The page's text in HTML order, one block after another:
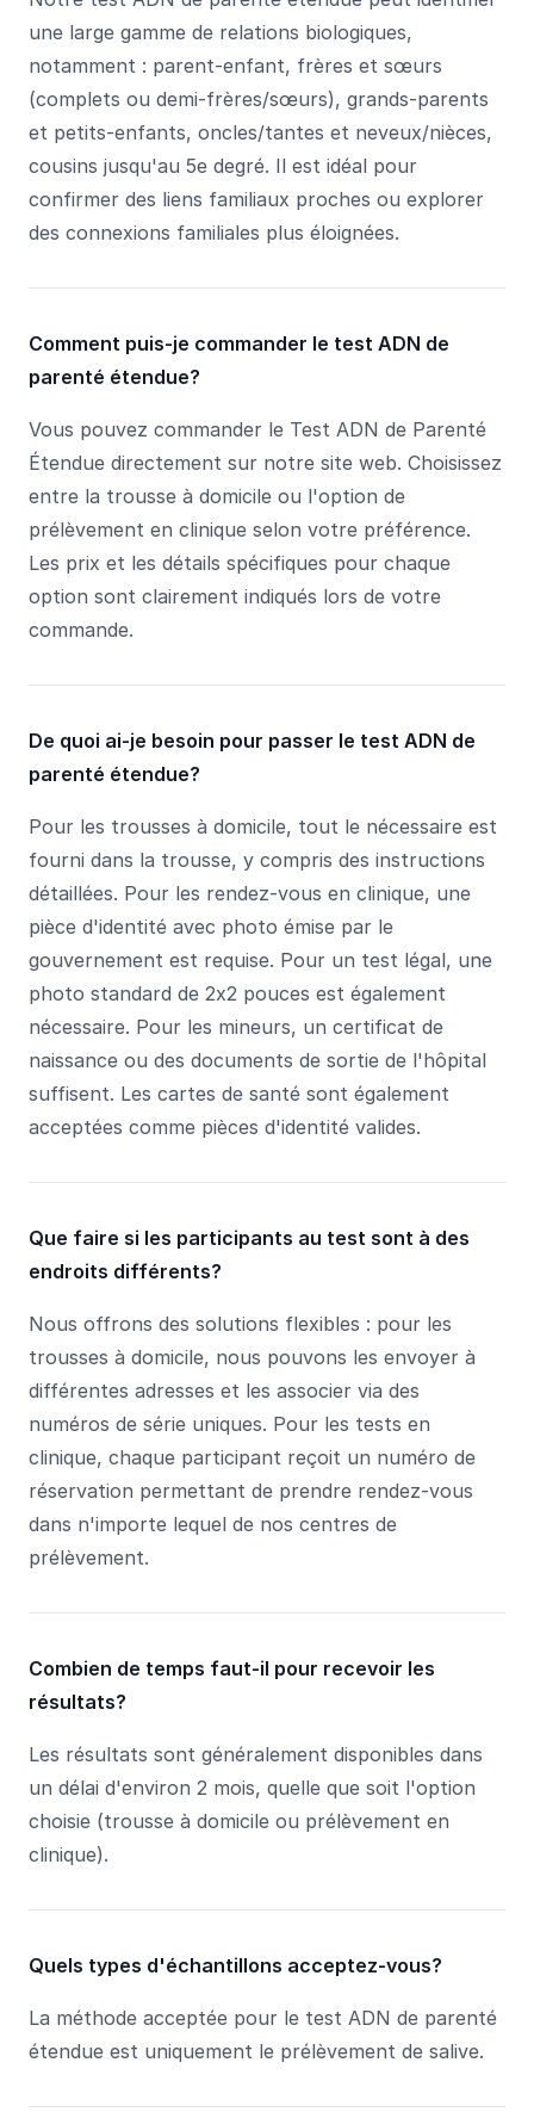
une large gamme de relations biologiques,
notamment : parent-enfant, frères et sœurs
(complets ou demi-frères/sœurs), grands-parents
et petits-enfants, oncles/tantes et neveux/nièces,
cousins jusqu'au 5e degré. Il est idéal pour
confirmer des liens familiaux proches ou explorer
des connexions familiales plus éloignées.
Comment puis-je commander le test ADN de
parenté étendue?
Vous pouvez commander le Test ADN de Parenté
Étendue directement sur notre site web. Choisissez
entre la trousse à domicile ou l'option de
prélèvement en clinique selon votre préférence.
Les prix et les détails spécifiques pour chaque
option sont clairement indiqués lors de votre
commande.
De quoi ai-je besoin pour passer le test ADN de
parenté étendue?
Pour les trousses à domicile, tout le nécessaire est
fourni dans la trousse, y compris des instructions
détaillées. Pour les rendez-vous en clinique, une
pièce d'identité avec photo émise par le
gouvernement est requise. Pour un test légal, une
photo standard de 2x2 pouces est également
nécessaire. Pour les mineurs, un certificat de
naissance ou des documents de sortie de l'hôpital
suffisent. Les cartes de santé sont également
acceptées comme pièces d'identité valides.
Que faire si les participants au test sont à des
endroits différents?
Nous offrons des solutions flexibles : pour les
trousses à domicile, nous pouvons les envoyer à
différentes adresses et les associer via des
numéros de série uniques. Pour les tests en
clinique, chaque participant reçoit un numéro de
réservation permettant de prendre rendez-vous
dans n'importe lequel de nos centres de
prélèvement.
Combien de temps faut-il pour recevoir les
résultats?
Les résultats sont généralement disponibles dans
un délai d'environ 2 mois, quelle que soit l'option
choisie (trousse à domicile ou prélèvement en
clinique).
Quels types d'échantillons acceptez-vous?
La méthode acceptée pour le test ADN de parenté
étendue est uniquement le prélèvement de salive.